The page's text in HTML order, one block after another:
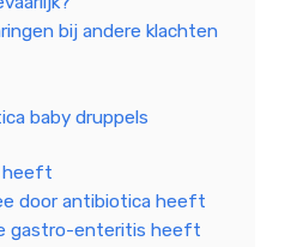
bij andere klachten
baby druppels
heeft
door antibiotica heeft
gastro-enteritis heeft